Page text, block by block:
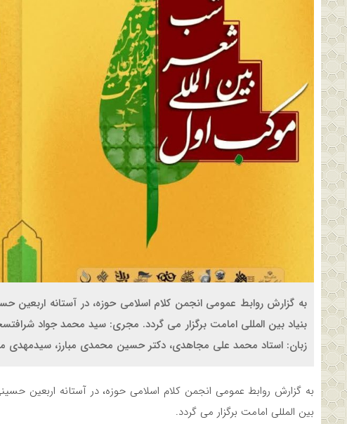
به گزارش روابط عمومی انجمن کلام اسلامی حوزه، در آستانه
بنیاد بین المللی امامت برگزار می گردد. مجری: سید محمد جواد
زبان: استاد محمد علی مجاهدی، دکتر حسین محمدی مبارز، سیدمهدی
به گزارش روابط عمومی انجمن کلام اسلامی حوزه، در آستانه اربعین
بین المللی امامت برگزار می گردد.